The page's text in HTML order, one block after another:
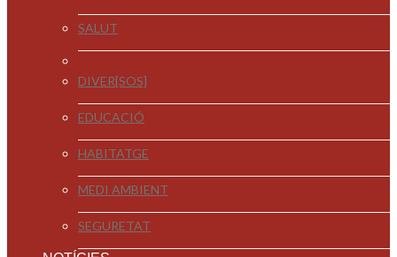
SALUT
DIVER[SOS]
EDUCACIÓ
HABITATGE
MEDI AMBIENT
SEGURETAT